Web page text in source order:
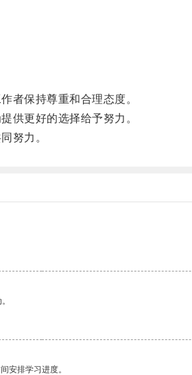
保持尊重和合理态度。
更好的选择给予努力。
努力。
安排学习进度。